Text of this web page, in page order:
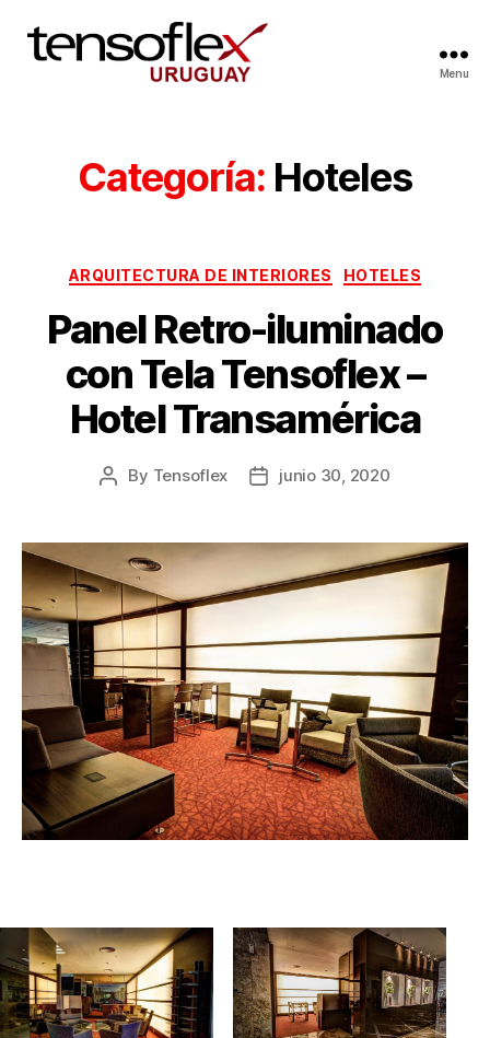
Menu
Categoría: Hoteles
ARQUITECTURA DE INTERIORES HOTELES
Panel Retro-iluminado
con Tela Tensoflex –
Hotel Transamérica
By Tensoflex junio 30, 2020